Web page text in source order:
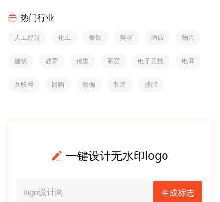
热门行业
人工智能 化工 餐饮 美容 酒店 物流
建筑 教育 传媒 商贸 电子竞技 电商
互联网 团购 瑜伽 制造 减肥
一键设计无水印logo
生成标志